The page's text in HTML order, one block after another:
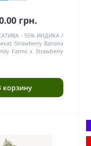
грн.
- 55% ИНДИКА
Strawberry Banana
Farms x Strawberry
корзину